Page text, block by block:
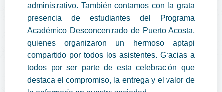
administrativo. También contamos con la grata
presencia de estudiantes del Programa
Académico Desconcentrado de Puerto Acosta,
quienes organizaron un hermoso aptapi
compartido por todos los asistentes. Gracias a
todos por ser parte de esta celebración que
destaca el compromiso, la entrega y el valor de